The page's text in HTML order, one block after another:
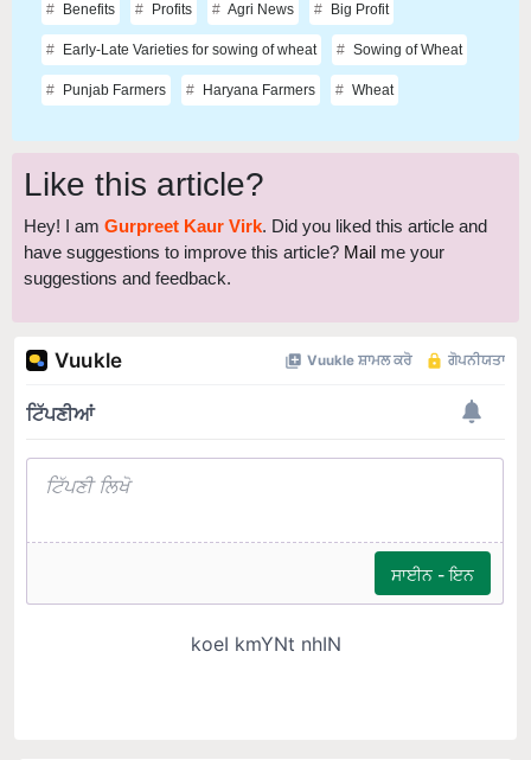
Benefits Profits Agri News Big Profit
Early-Late Varieties for sowing of wheat Sowing of Wheat
Punjab Farmers Haryana Farmers Wheat
Like this article?
Hey! I am Gurpreet Kaur Virk. Did you liked this article and
have suggestions to improve this article? Mail me your
suggestions and feedback.